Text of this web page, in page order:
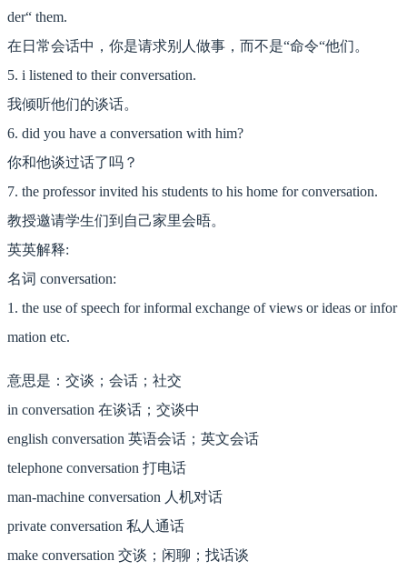
der“ them.
在日常会话中，你是请求别人做事，而不是“命令“他们。
5. i listened to their conversation.
我倾听他们的谈话。
6. did you have a conversation with him?
你和他谈过话了吗？
7. the professor invited his students to his home for conversation.
教授邀请学生们到自己家里会晤。
英英解释:
名词 conversation:
1. the use of speech for informal exchange of views or ideas or infor
mation etc.
意思是：交谈；会话；社交
in conversation 在谈话；交谈中
english conversation 英语会话；英文会话
telephone conversation 打电话
man-machine conversation 人机对话
private conversation 私人通话
make conversation 交谈；闲聊；找话谈